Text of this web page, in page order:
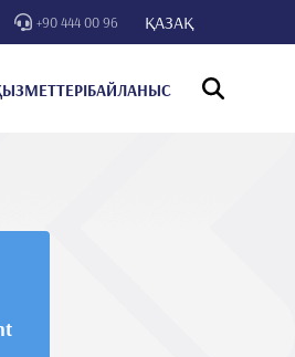
+90 444 00 96 ҚАЗАҚ
БАЙЛАНЫС